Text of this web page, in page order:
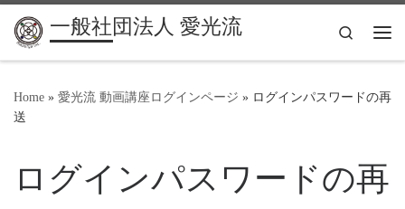
一般社団法人 愛光流
Search
Home » 愛光流 動画講座ログインページ » ログインパスワードの再
送
ログインパスワードの再